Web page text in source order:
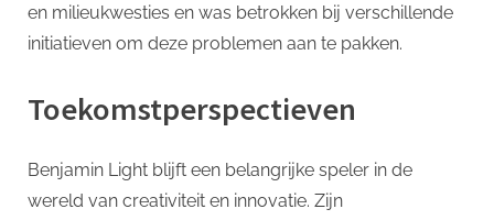
en milieukwesties en was betrokken bij verschillende
initiatieven om deze problemen aan te pakken.
Toekomstperspectieven
Benjamin Light blijft een belangrijke speler in de
wereld van creativiteit en innovatie. Zijn